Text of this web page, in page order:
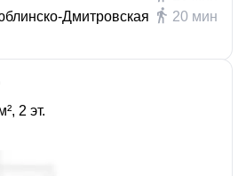
Дмитровская
20 мин
2 эт.